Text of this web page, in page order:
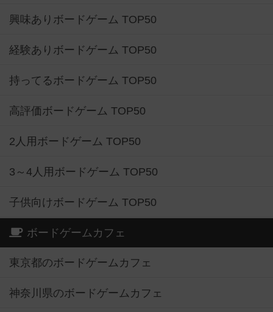
興味ありボードゲーム TOP50
経験ありボードゲーム TOP50
持ってるボードゲーム TOP50
高評価ボードゲーム TOP50
2人用ボードゲーム TOP50
3～4人用ボードゲーム TOP50
子供向けボードゲーム TOP50
ボードゲームカフェ
東京都のボードゲームカフェ
神奈川県のボードゲームカフェ